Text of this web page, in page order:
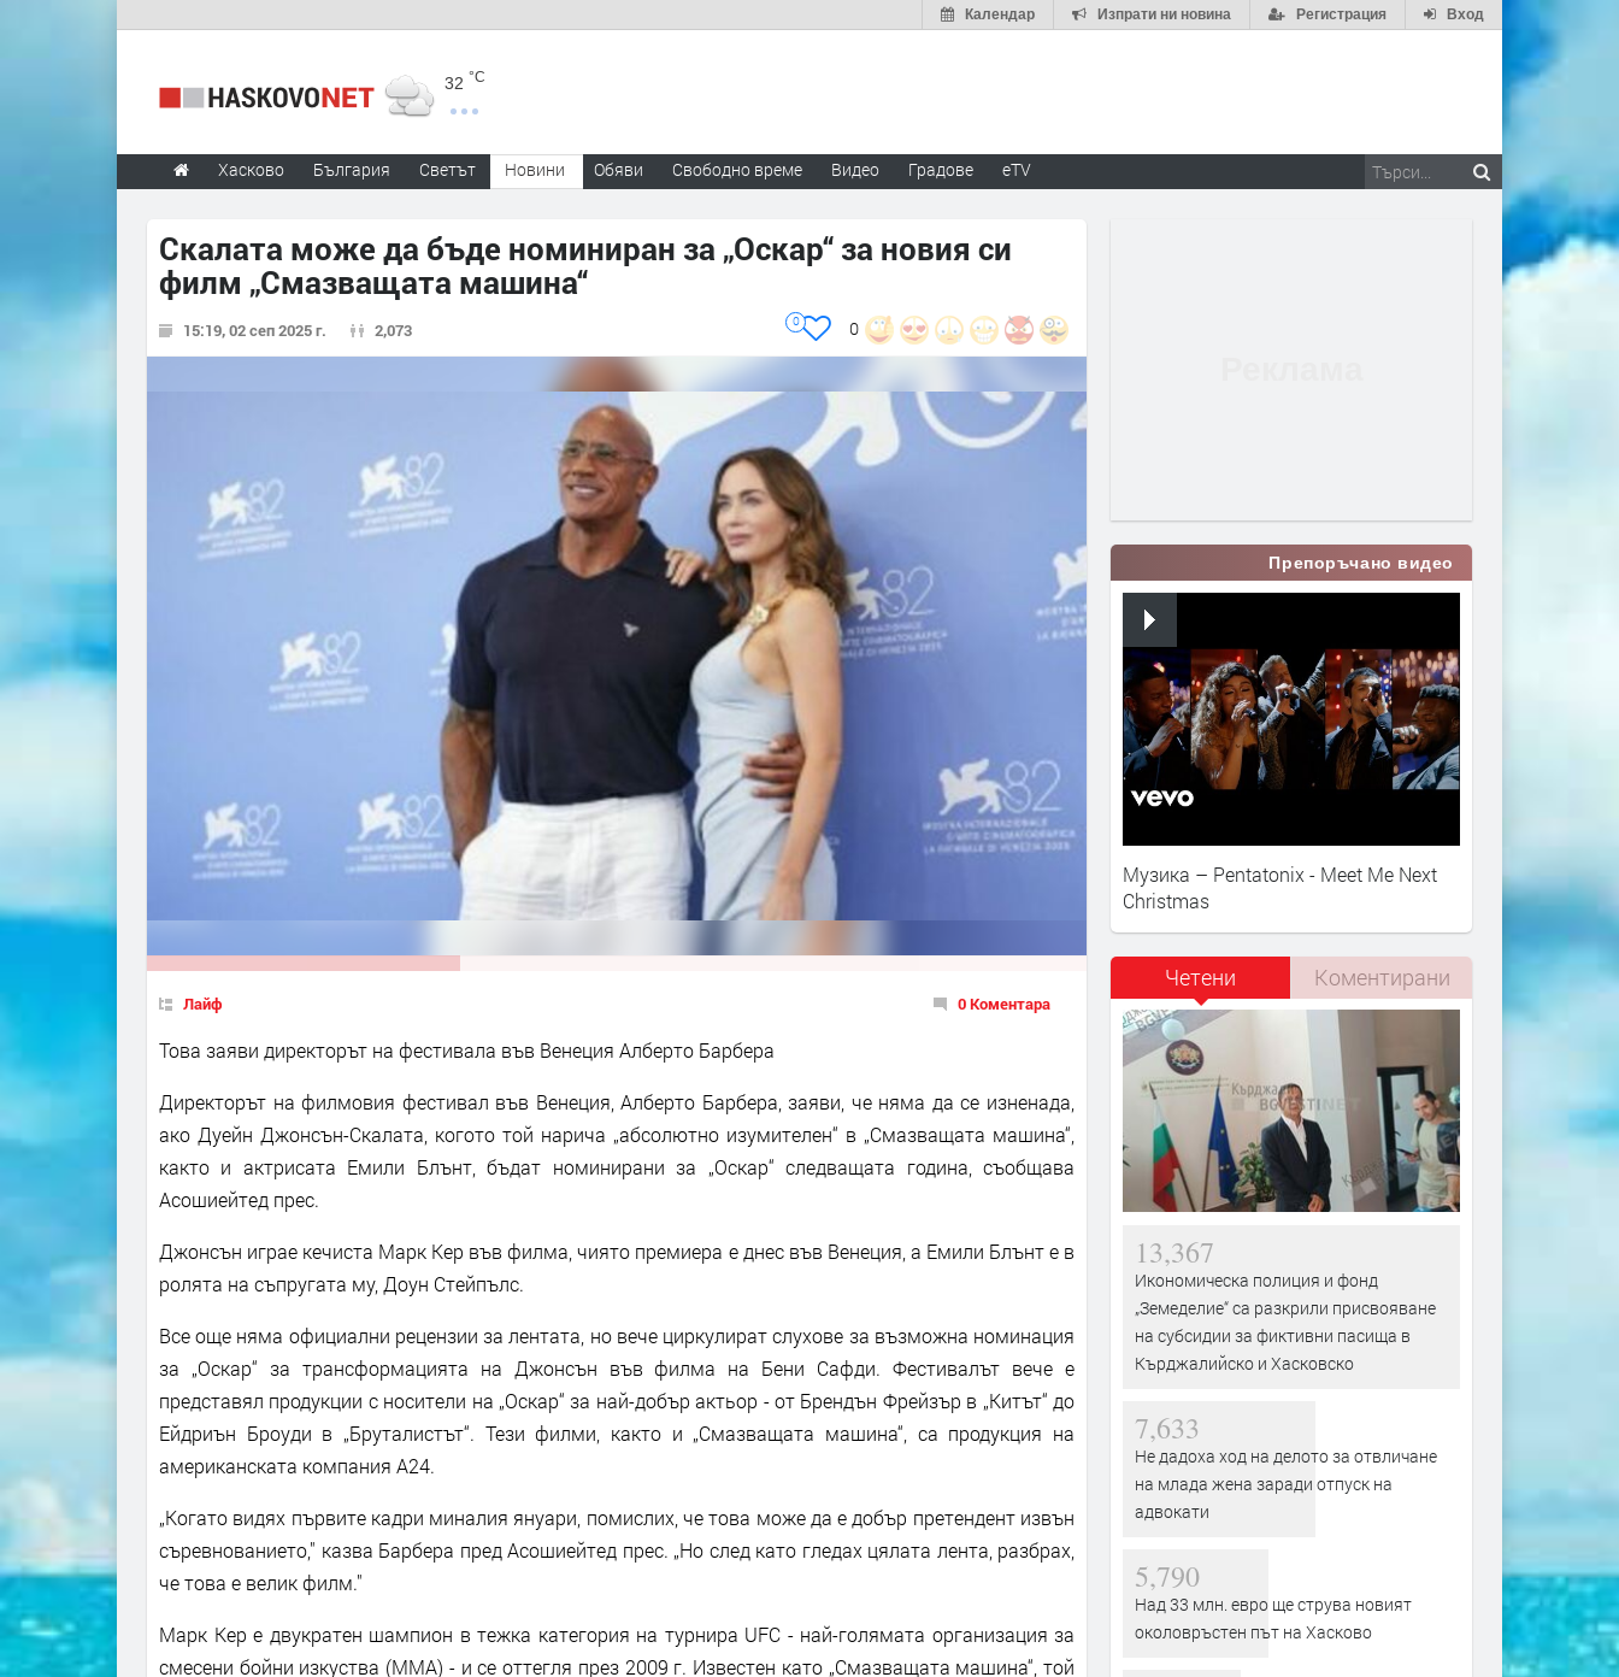
Вход
Регистрация
Изпрати ни новина
Календар
32 °C
Хасково България Светът Новини Обяви Свободно време Видео Градове eTV
Скалата може да бъде номиниран за „Оскар“ за новия си
филм „Смазващата машина“
15:19, 02 сеп 2025 г. 2,073 0
0
Лайф 0 Коментара
Това заяви директорът на фестивала във Венеция Алберто Барбера
Директорът на филмовия фестивал във Венеция, Алберто Барбера, заяви, че няма да се изненада,
ако Дуейн Джонсън-Скалата, когото той нарича „абсолютно изумителен“ в „Смазващата машина“,
както и актрисата Емили Блънт, бъдат номинирани за „Оскар“ следващата година, съобщава
Асошиейтед прес.
Джонсън играе кечиста Марк Кер във филма, чиято премиера е днес във Венеция, а Емили Блънт е в
ролята на съпругата му, Доун Стейпълс.
Все още няма официални рецензии за лентата, но вече циркулират слухове за възможна номинация
за „Оскар“ за трансформацията на Джонсън във филма на Бени Сафди. Фестивалът вече е
представял продукции с носители на „Оскар“ за най-добър актьор - от Брендън Фрейзър в „Китът“ до
Ейдриън Броуди в „Бруталистът“. Тези филми, както и „Смазващата машина“, са продукция на
американската компания A24.
„Когато видях първите кадри миналия януари, помислих, че това може да е добър претендент извън
съревнованието," казва Барбера пред Асошиейтед прес. „Но след като гледах цялата лента, разбрах,
че това е велик филм."
Марк Кер е двукратен шампион в тежка категория на турнира UFC - най-голямата организация за
смесени бойни изкуства (ММА) - и се оттегля през 2009 г. Известен като „Смазващата машина“, той
Препоръчано видео
Музика – Pentatonix - Meet Me Next
Christmas
Четени Коментирани
13,367
Икономическа полиция и фонд
„Земеделие“ са разкрили присвояване
на субсидии за фиктивни пасища в
Кърджалийско и Хасковско
7,633
Не дадоха ход на делото за отвличане
на млада жена заради отпуск на
адвокати
5,790
Над 33 млн. евро ще струва новият
околовръстен път на Хасково